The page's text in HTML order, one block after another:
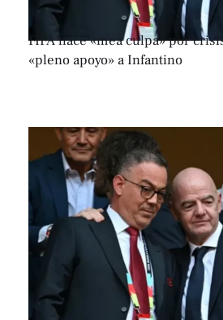
FIFA hace «mea culpa» por
«pleno apoyo» a Infantino